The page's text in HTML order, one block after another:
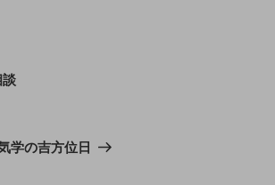
学の吉方位日